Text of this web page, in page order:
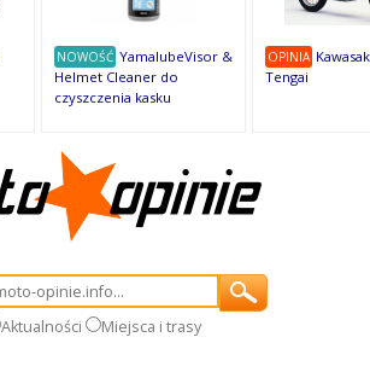
NOWOŚĆ YamalubeVisor &
Helmet Cleaner do
czyszczenia kasku
OPINIA
Tengai
Aktualności Miejsca i trasy